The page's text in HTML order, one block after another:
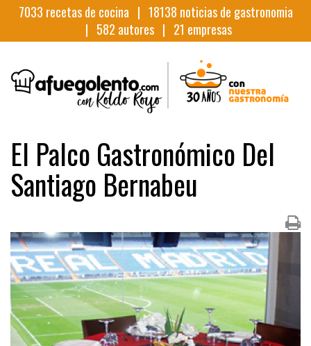
7033 recetas de cocina | 18138 noticias de gastronomia
| 582 autores | 21 empresas
El Palco Gastronómico Del
Santiago Bernabeu